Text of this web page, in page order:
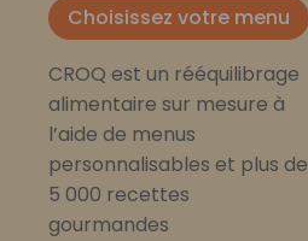
Choisissez votre menu
CROQ est un rééquilibrage
alimentaire sur mesure à
l’aide de menus
personnalisables et plus de
5 000 recettes
gourmandes